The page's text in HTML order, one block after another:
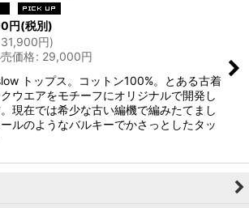
円(税別)
31,900円)
価格: 29,000円
トップス。コットン100%。とある古着
ウエアをモチーフにオリジナルで開発し
現在では希少な古い編機で編みたてまし
ルのようなバルキーでかさっとしたタッ